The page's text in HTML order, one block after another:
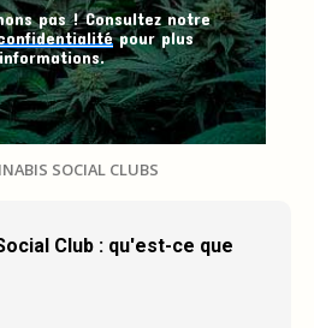
pas ! Consultez notre
pour plus
SOCIAL CLUBS
Club : qu'est-ce que